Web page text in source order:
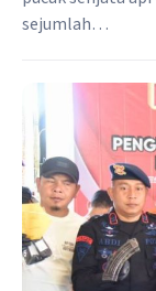
sejumlah…